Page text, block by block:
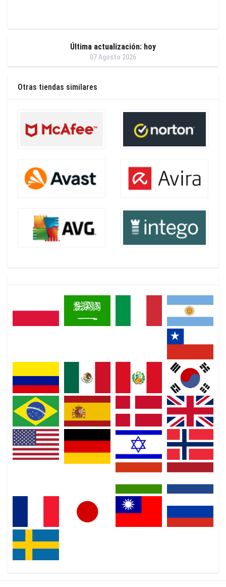
Última actualización: hoy
07 Agosto 2026
Otras tiendas similares